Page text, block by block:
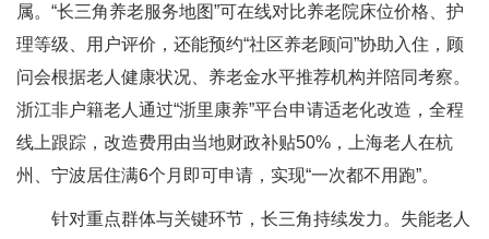
属。“长三角养老服务地图”可在线对比养老院床位价格、护
理等级、用户评价，还能预约“社区养老顾问”协助入住，顾
问会根据老人健康状况、养老金水平推荐机构并陪同考察。
浙江非户籍老人通过“浙里康养”平台申请适老化改造，全程
线上跟踪，改造费用由当地财政补贴50%，上海老人在杭
州、宁波居住满6个月即可申请，实现“一次都不用跑”。
针对重点群体与关键环节，长三角持续发力。失能老人